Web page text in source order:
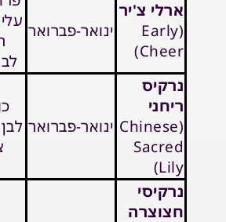
ארלי צ'יר
(Early
Cheer)
ינואר-פברואר
נרקיס
ריחני
(Chinese
Sacred
Lily)
ינואר-פברואר
נרקיסי
חצוצרה